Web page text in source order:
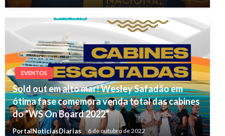
EVENTOS
Sold out em alto mar! Wesley Safadão em
ótima fase comemora venda total das cabines
do “WS On Board 2022”
PortalNoticiasDiarias 6 de outubro de 2022